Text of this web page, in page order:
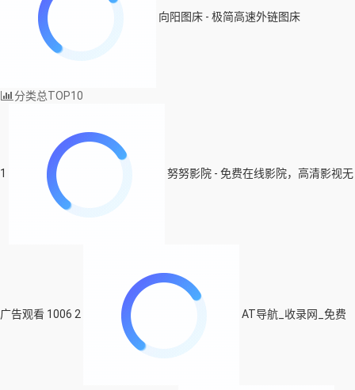
向阳图床 - 极简高速外链图床
分类总TOP10
1 努努影院 - 免费在线影院，高清影视无
广告观看 1006 2 AT导航_收录网_免费